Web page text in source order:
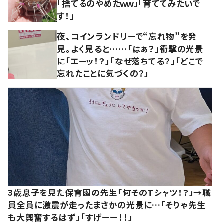
「捨てるのやめたｗｗ」「育ててみたいで
す！」
夜、コインランドリーで“忘れ物”を発
見。よく見ると……「はぁ？」衝撃の光景
に「エーッ！？」「なぜ落ちてる？」「どこで
忘れたことに気づくの？」
3歳息子を見た保育園の先生「何そのTシャツ！？」→職
員全員に激震が走ったまさかの光景に…「そりゃ先生
も大興奮するはず」「すげーー！！」